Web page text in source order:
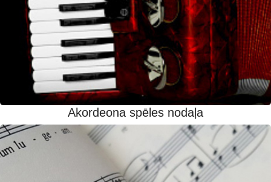
Akordeona spēles nodaļa